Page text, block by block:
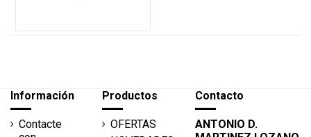
Información
Contacte
Productos
OFERTAS
Contacto
ANTONIO D.